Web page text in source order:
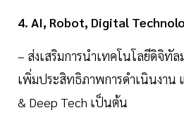
4. AI, Robot, Digital
– ส่งเสริมการนำเทคโนโลยีดิจิทั
เพิ่มประสิทธิภาพการดำเนินงา
& Deep Tech เป็นต้น